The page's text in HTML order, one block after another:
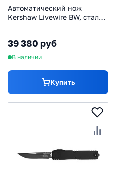
Автоматический нож
Kershaw Livewire BW, сталь
39 380 руб
В наличии
Купить